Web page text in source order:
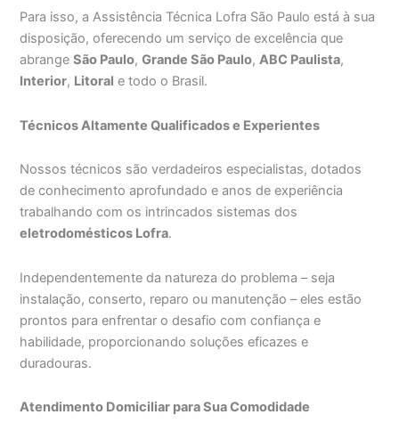
Para isso, a Assistência Técnica Lofra São Paulo está à sua
disposição, oferecendo um serviço de excelência que
abrangeSão Paulo,Grande São Paulo,ABC Paulista,
Interior, Litoral e todo o Brasil.
Técnicos Altamente Qualificados e Experientes
Nossos técnicos são verdadeiros especialistas, dotados
de conhecimento aprofundado e anos de experiência
trabalhando com os intrincados sistemas dos
eletrodomésticos Lofra.
Independentemente da natureza do problema – seja
instalação, conserto, reparo ou manutenção – eles estão
prontos para enfrentar o desafio com confiança e
habilidade, proporcionando soluções eficazes e
duradouras.
Atendimento Domiciliar para Sua Comodidade